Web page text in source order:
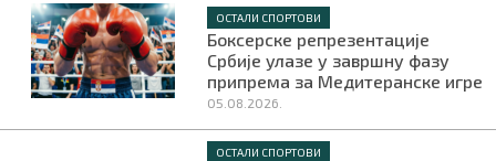
ОСТАЛИ СПОРТОВИ
Боксерске репрезентације
Србије улазе у завршну фазу
припрема за Медитеранске игре
05.08.2026.
ОСТАЛИ СПОРТОВИ